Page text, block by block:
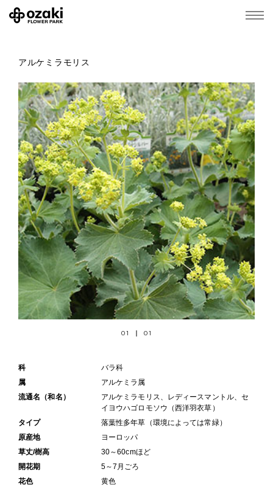
アルケミラモリス
01 01
科
バラ科
属
アルケミラ属
流通名（和名）
アルケミラモリス、レディースマントル、セ
イヨウハゴロモソウ（西洋羽衣草）
タイプ
落葉性多年草（環境によっては常緑）
原産地
ヨーロッパ
草丈/樹高
30～60cmほど
開花期
5～7月ごろ
花色
黄色